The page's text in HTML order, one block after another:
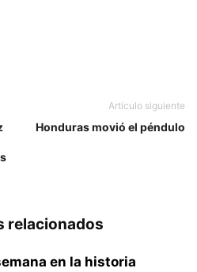
Artículo siguiente
Honduras movió el péndulo
relacionados
en la historia